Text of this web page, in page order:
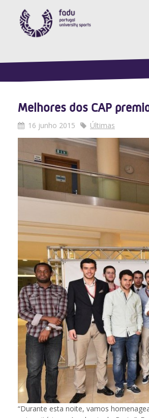
Melhores dos CAP
16 junho 2015 Últimas
“Durante esta noite, vamos